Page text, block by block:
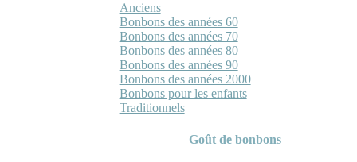
Anciens
Bonbons des années 60
Bonbons des années 70
Bonbons des années 80
Bonbons des années 90
Bonbons des années 2000
Bonbons pour les enfants
Traditionnels
Goût de bonbons